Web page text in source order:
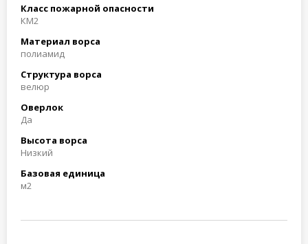
Класс пожарной опасности
КМ2
Материал ворса
полиамид
Структура ворса
велюр
Оверлок
Да
Высота ворса
Низкий
Базовая единица
м2